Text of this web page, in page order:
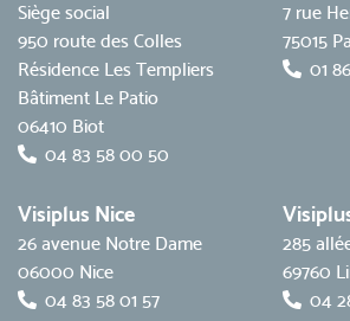
Siège social
950 route des Colles
Résidence Les Templiers
Bâtiment Le Patio
06410 Biot
04 83 58 00 50
7 rue
75015
01
Visiplus Nice
26 avenue Notre Dame
06000 Nice
04 83 58 01 57
285
69760
04